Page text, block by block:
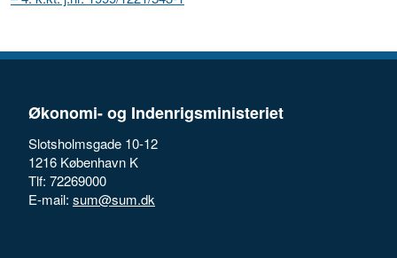
Økonomi- og Indenrigsministeriet
Slotsholmsgade 10-12
1216 København K
Tlf: 72269000
E-mail: sum@sum.dk